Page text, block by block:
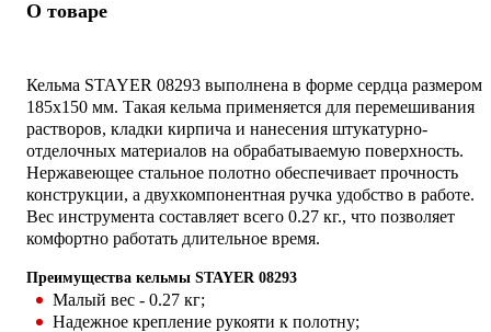
О товаре
Кельма STAYER 08293 выполнена в форме сердца размером
185х150 мм. Такая кельма применяется для перемешивания
растворов, кладки кирпича и нанесения штукатурно-
отделочных материалов на обрабатываемую поверхность.
Нержавеющее стальное полотно обеспечивает прочность
конструкции, а двухкомпонентная ручка удобство в работе.
Вес инструмента составляет всего 0.27 кг., что позволяет
комфортно работать длительное время.
Преимущества кельмы STAYER 08293
Малый вес - 0.27 кг;
Надежное крепление рукояти к полотну;